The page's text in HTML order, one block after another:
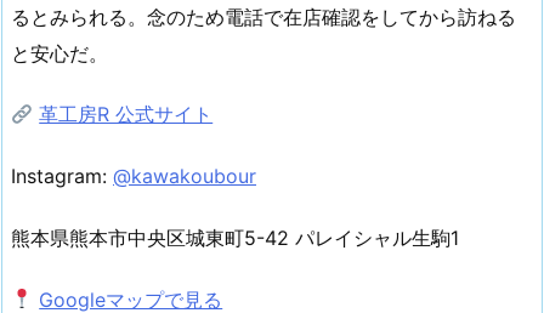
るとみられる。念のため電話で在店確認をしてから訪ねる
と安心だ。
革工房R 公式サイト
Instagram: @kawakoubour
熊本県熊本市中央区城東町5-42 パレイシャル生駒1
Googleマップで見る